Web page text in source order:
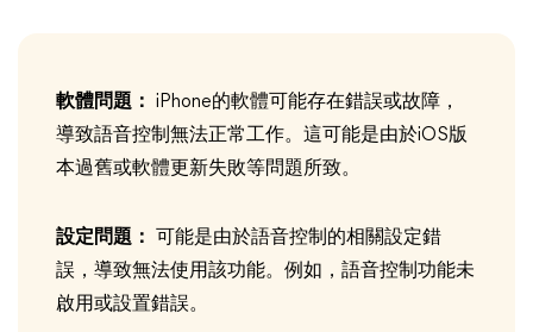
軟體問題：
iPhone的軟體可能存在錯誤或故障，
導致語音控制無法正常工作。這可能是由於iOS版
本過舊或軟體更新失敗等問題所致。
設定問題：
可能是由於語音控制的相關設定錯
誤，導致無法使用該功能。例如，語音控制功能未
啟用或設置錯誤。